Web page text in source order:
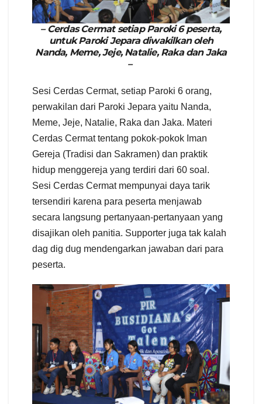
– Cerdas Cermat setiap Paroki 6 peserta,
untuk Paroki Jepara diwakilkan oleh
Nanda, Meme, Jeje, Natalie, Raka dan Jaka
–
Sesi Cerdas Cermat, setiap Paroki 6 orang,
perwakilan dari Paroki Jepara yaitu Nanda,
Meme, Jeje, Natalie, Raka dan Jaka. Materi
Cerdas Cermat tentang pokok-pokok Iman
Gereja (Tradisi dan Sakramen) dan praktik
hidup menggereja yang terdiri dari 60 soal.
Sesi Cerdas Cermat mempunyai daya tarik
tersendiri karena para peserta menjawab
secara langsung pertanyaan-pertanyaan yang
disajikan oleh panitia. Supporter juga tak kalah
dag dig dug mendengarkan jawaban dari para
peserta.